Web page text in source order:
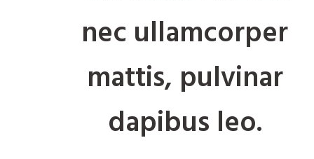
nec ullamcorper
mattis, pulvinar
dapibus leo.